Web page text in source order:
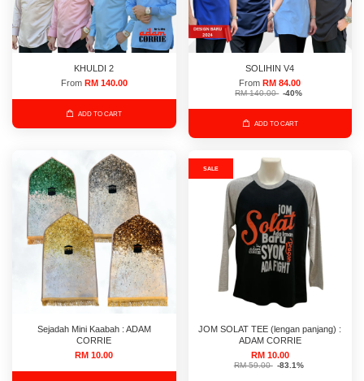
KHULDI 2
From RM 140.00
ADD TO CART
SOLIHIN V4
From RM 84.00
RM 140.00 -40%
ADD TO CART
Sejadah Mini Kaabah : ADAM
CORRIE
RM 10.00
SALE
JOM SOLAT TEE (lengan panjang) :
ADAM CORRIE
RM 10.00
RM 59.00 -83.1%